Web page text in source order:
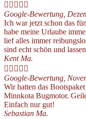
    
Google-Bewertung,
Ich war jetzt schon das
habe meine Urlaube
lief alles immer
sind echt schön und
Kent Ma.
    
Google-Bewertung,
Wir hatten das
Minnkota Bugmotor.
Einfach nur gut!
Sebastian Ma.